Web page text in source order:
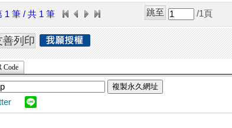
1 筆 / 共 1 筆 /1 頁
Code
複製永久網址